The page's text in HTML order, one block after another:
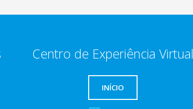
Centro de Experiência Virtual
INÍCIO